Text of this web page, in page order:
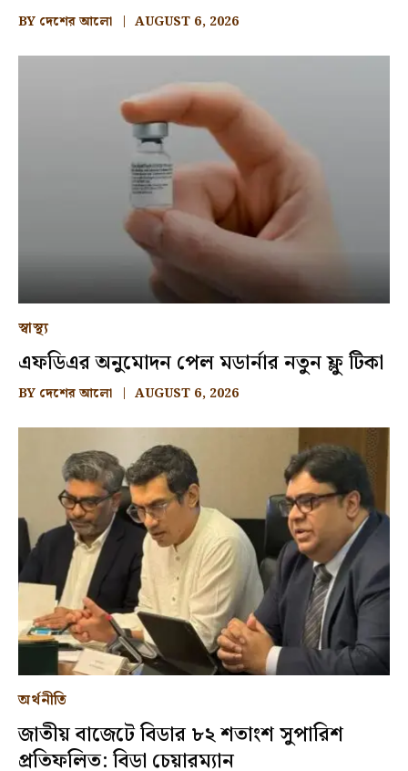
BY দেশের আলো AUGUST 6, 2026
স্বাস্থ্য
এফডিএর অনুমোদন পেল মডার্নার নতুন ফ্লু টিকা
BY দেশের আলো AUGUST 6, 2026
অর্থনীতি
জাতীয় বাজেটে বিডার ৮২ শতাংশ সুপারিশ
প্রতিফলিত: বিডা চেয়ারম্যান